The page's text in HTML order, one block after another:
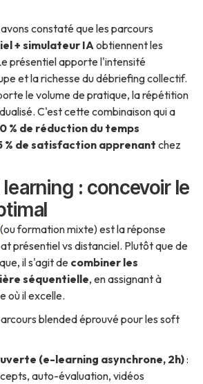
constaté que les parcours
+ simulateur IAobtiennent les
présentiel apporte l'intensité
et la richesse du débriefing collectif.
le volume de pratique, la répétition
C'est cette combinaison qui a
% de réduction du temps
% de satisfaction apprenant chez
: concevoir le
(ou formation mixte) est la réponse
présentiel vs distanciel. Plutôt que de
il s'agit de combiner les
séquentielle, en assignant à
où il excelle.
blended éprouvé pour les soft
(e-learning asynchrone, 2h):
auto-évaluation, vidéos